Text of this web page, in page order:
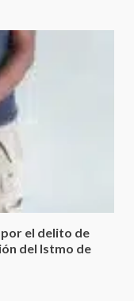
el delito de
del Istmo de
refuerza
en San
de Oaxaca
de maltrato
ciudadana
Ruffo en Baja
investiga por
de